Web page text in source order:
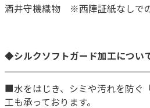
酒井守機織物 ※西陣証紙なしで
◆シルクソフトガード加工につい
■水をはじき、シミや汚れを防ぐ
工も承っております。